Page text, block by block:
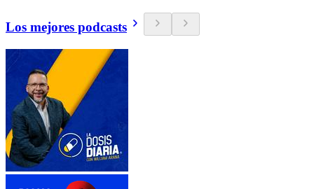
Los mejores podcasts